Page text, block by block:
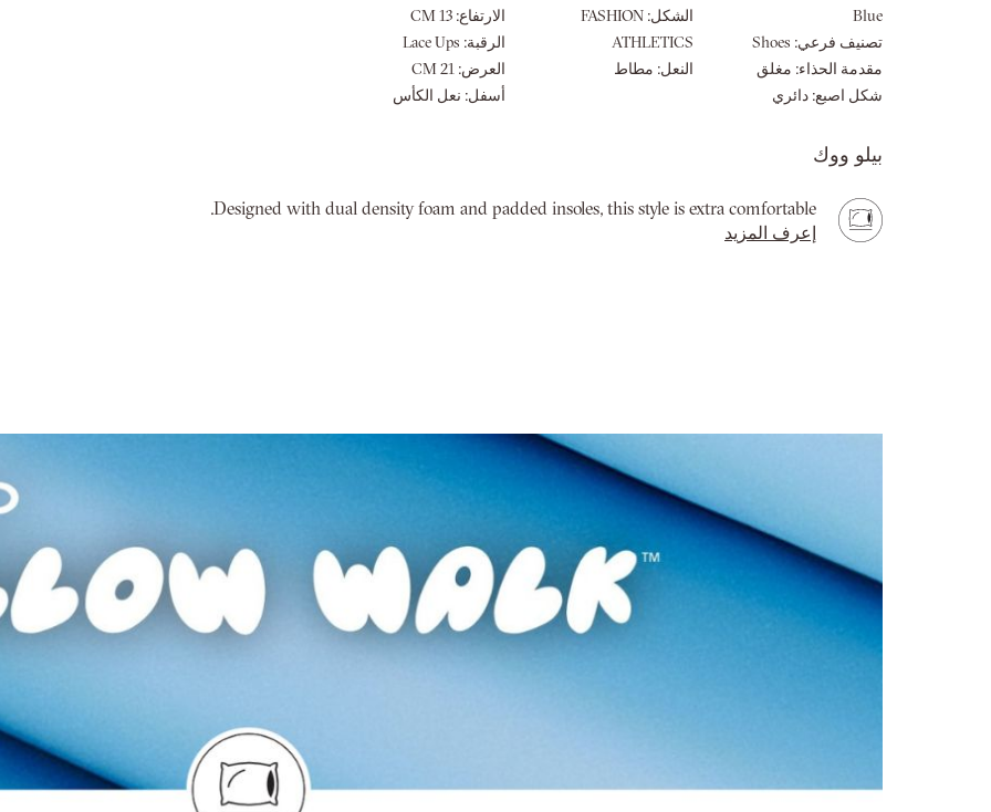
Blue
تصنيف فرعي: Shoes
مقدمة الحذاء: مغلق
شكل اصبع: دائري
الشكل: FASHION
ATHLETICS
النعل: مطاط
الارتفاع: 13 CM
الرقبة: Lace Ups
العرض: 21 CM
أسفل: نعل الكأس
بيلو ووك
Designed with dual density foam and padded insoles, this style is extra comfortable.
إعرف المزيد